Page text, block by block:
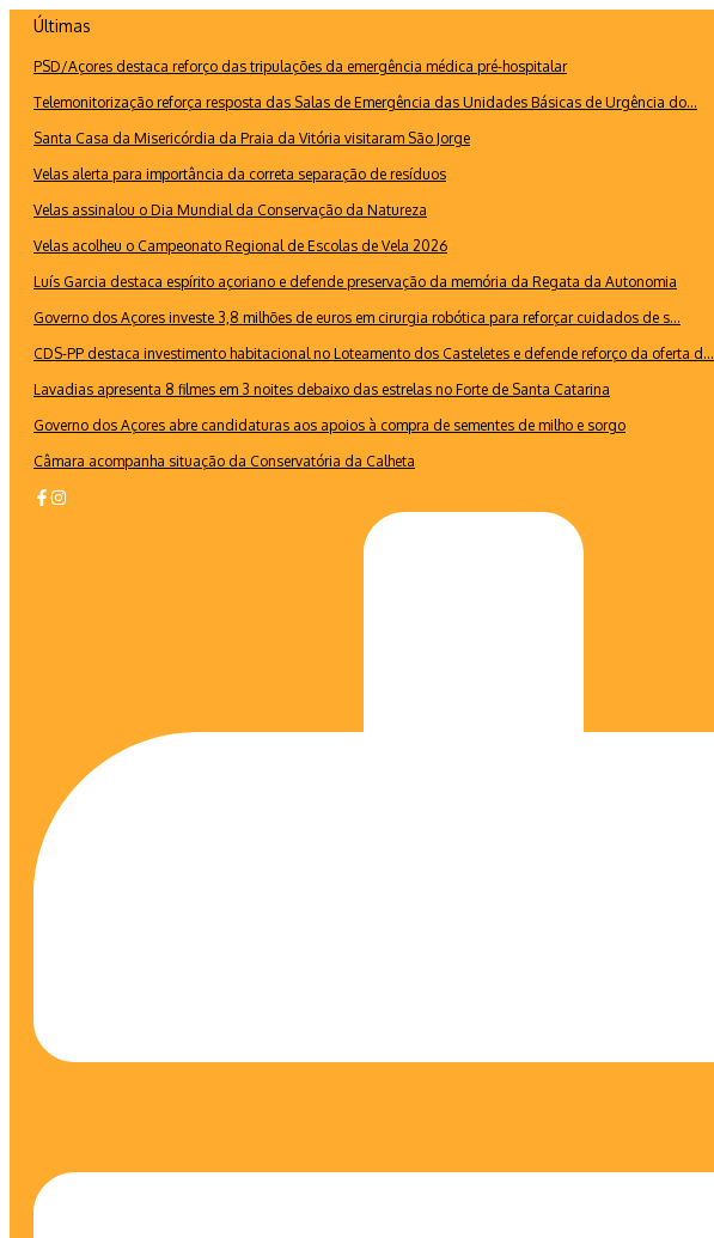
conteúdo
Últimas
PSD/Açores destaca reforço das tripulações da emergência médica pré-hospitalar
Telemonitorização reforça resposta das Salas de Emergência das Unidades Básicas de Urgência do...
Santa Casa da Misericórdia da Praia da Vitória visitaram São Jorge
Velas alerta para importância da correta separação de resíduos
Velas assinalou o Dia Mundial da Conservação da Natureza
Velas acolheu o Campeonato Regional de Escolas de Vela 2026
Luís Garcia destaca espírito açoriano e defende preservação da memória da Regata da Autonomia
Governo dos Açores investe 3,8 milhões de euros em cirurgia robótica para reforçar cuidados de s...
CDS-PP destaca investimento habitacional no Loteamento dos Casteletes e defende reforço da oferta d...
Lavadias apresenta 8 filmes em 3 noites debaixo das estrelas no Forte de Santa Catarina
Governo dos Açores abre candidaturas aos apoios à compra de sementes de milho e sorgo
Câmara acompanha situação da Conservatória da Calheta